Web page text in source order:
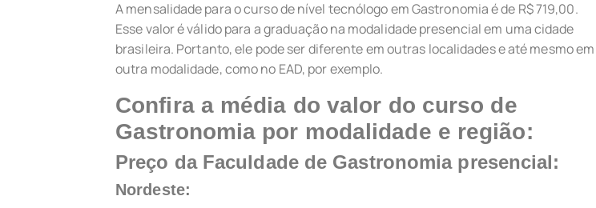
A mensalidade para o curso de nível tecnólogo em Gastronomia é de R$ 719,00.
Esse valor é válido para a graduação na modalidade presencial em uma cidade
brasileira. Portanto, ele pode ser diferente em outras localidades e até mesmo em
outra modalidade, como no EAD, por exemplo.
Confira a média do valor do curso de
Gastronomia por modalidade e região:
Preço da Faculdade de Gastronomia presencial:
Nordeste: